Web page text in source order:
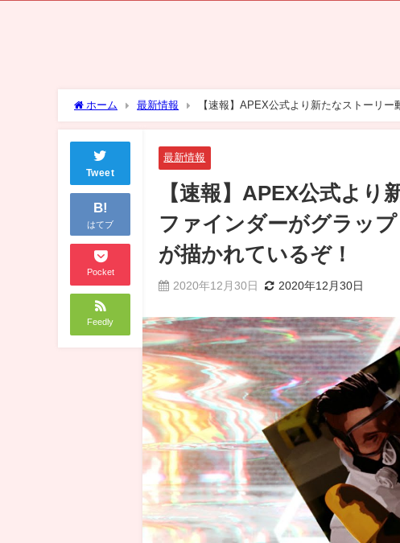
ホーム 最新情報
【速報】APEX公式より新たなストーリ
ーンが描かれているぞ！
Tweet
B!
はてブ
Pocket
Feedly
最新情報
【速報】APEX公式より
ファインダーがグラッ
が描かれているぞ！
2020年12月30日 2020年12月30日